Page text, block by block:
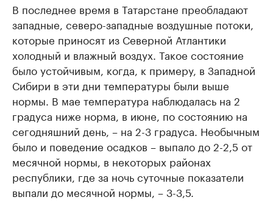
В последнее время в Татарстане преобладают
западные, северо-западные воздушные потоки,
которые приносят из Северной Атлантики
холодный и влажный воздух. Такое состояние
было устойчивым, когда, к примеру, в Западной
Сибири в эти дни температуры были выше
нормы. В мае температура наблюдалась на 2
градуса ниже норма, в июне, по состоянию на
сегодняшний день, – на 2-3 градуса. Необычным
было и поведение осадков – выпало до 2-2,5 от
месячной нормы, в некоторых районах
республики, где за ночь суточные показатели
выпали до месячной нормы, – 3-3,5.